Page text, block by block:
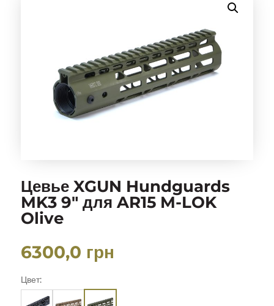
Цевье XGUN Hundguards
MK3 9″ для AR15 M-LOK
Olive
6300,0 грн
Цвет: